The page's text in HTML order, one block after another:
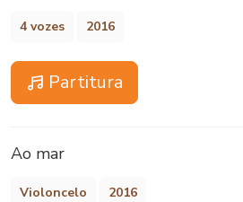
4 vozes 2016
Partitura
Ao mar
Violoncelo 2016